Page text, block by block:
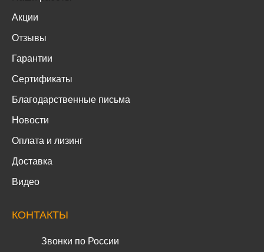
Акции
Отзывы
Гарантии
Сертификаты
Благодарственные письма
Новости
Оплата и лизинг
Доставка
Видео
КОНТАКТЫ
Звонки по России